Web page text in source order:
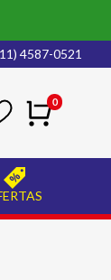
4587-0521
0